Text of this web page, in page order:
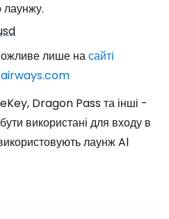
лаунжу.
лише насайті
Dragon Pass та інші -
використані для входу в
лаунж Al